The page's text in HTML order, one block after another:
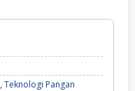
, Teknologi Pangan